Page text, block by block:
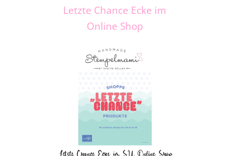
Letzte Chance Ecke im
Online Shop